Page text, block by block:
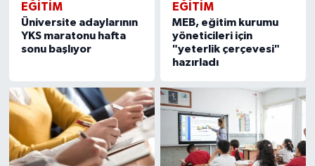
EĞITIM
Üniversite adaylarının
YKS maratonu hafta
sonu başlıyor
EĞITIM
MEB, eğitim kurumu
yöneticileri için
"yeterlik çerçevesi"
hazırladı